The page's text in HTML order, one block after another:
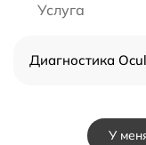
Услуга
Диагностика
У